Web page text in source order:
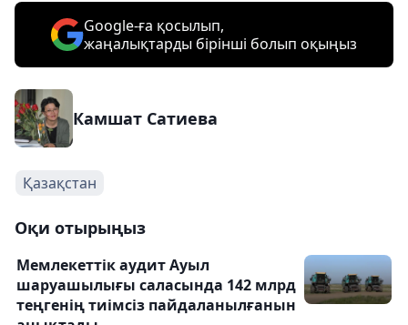
Google-ға қосылып,
жаңалықтарды бірінші болып оқыңыз
Камшат Сатиева
Қазақстан
Оқи отырыңыз
Мемлекеттік аудит Ауыл
шаруашылығы саласында 142 млрд
теңгенің тиімсіз пайдаланылғанын